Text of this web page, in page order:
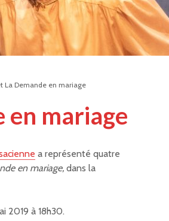
La Demande en mariage
en mariage
a représenté quatre
en mariage, dans la
2019 à 18h30.